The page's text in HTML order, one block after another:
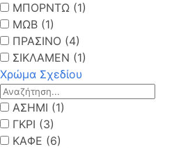
ΜΠΟΡΝΤΩ (1)
ΜΩΒ (1)
ΠΡΑΣΙΝΟ (4)
ΣΙΚΛΑΜΕΝ (1)
Χρώμα Σχεδίου
ΑΣΗΜΙ (1)
ΓΚΡΙ (3)
ΚΑΦΕ (6)